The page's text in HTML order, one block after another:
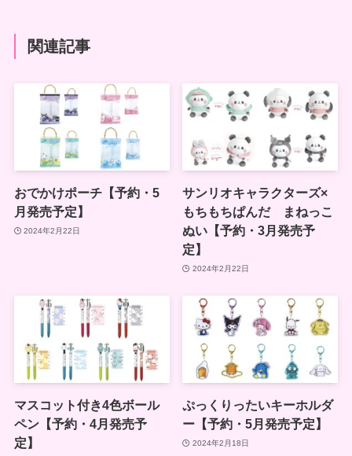
関連記事
おでかけポーチ【予約・5
月発売予定】
2024年2月22日
サンリオキャラクターズ×
もちもちぱんだ まねっこ
ぬい【予約・3月発売予
定】
2024年2月22日
マスコット付き4色ボール
ペン【予約・4月発売予
定】
ぷっくりったいキーホルダ
ー【予約・5月発売予定】
2024年2月18日